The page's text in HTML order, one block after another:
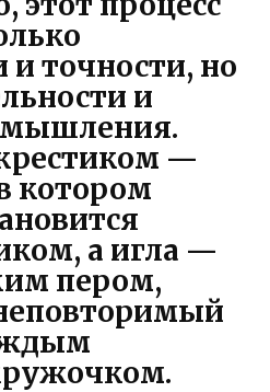
точности, но
и
мышления.
—
котором
а игла —
пером,